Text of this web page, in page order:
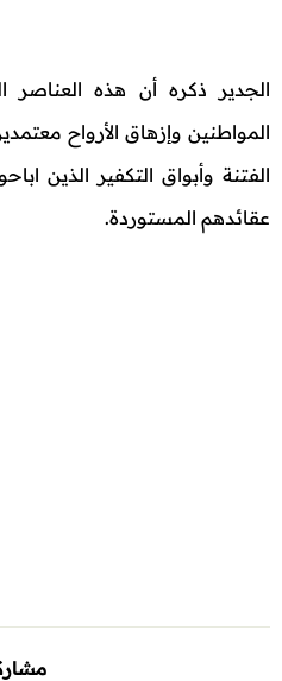
الجدير ذكره أن هذه العناصر
المواطنين وإزهاق الأرواح
الفتنة وأبواق التكفير الذين
عقائدهم المستوردة.